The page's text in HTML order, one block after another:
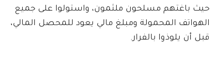
حيث باغتهم مسلحون ملثمون، واستولوا على جميع
الهواتف المحمولة ومبلغ مالي يعود للمحصل المالي،
قبل أن يلوذوا بالفرار.